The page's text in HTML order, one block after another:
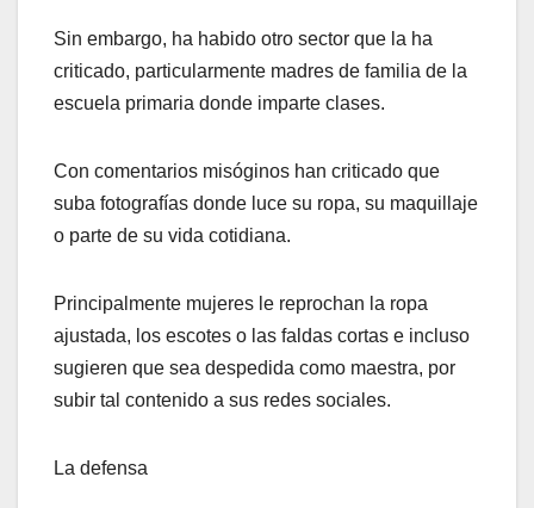
Sin embargo, ha habido otro sector que la ha
criticado, particularmente madres de familia de la
escuela primaria donde imparte clases.
Con comentarios misóginos han criticado que
suba fotografías donde luce su ropa, su maquillaje
o parte de su vida cotidiana.
Principalmente mujeres le reprochan la ropa
ajustada, los escotes o las faldas cortas e incluso
sugieren que sea despedida como maestra, por
subir tal contenido a sus redes sociales.
La defensa